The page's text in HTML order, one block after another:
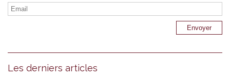
Les derniers articles